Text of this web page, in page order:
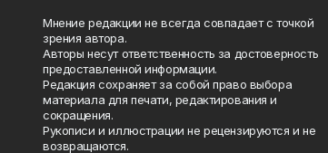
Мнение редакции не всегда совпадает с точкой
зрения автора.
Авторы несут ответственность за достоверность
предоставленной информации.
Редакция сохраняет за собой право выбора
материала для печати, редактирования и
сокращения.
Рукописи и иллюстрации не рецензируются и не
возвращаются.